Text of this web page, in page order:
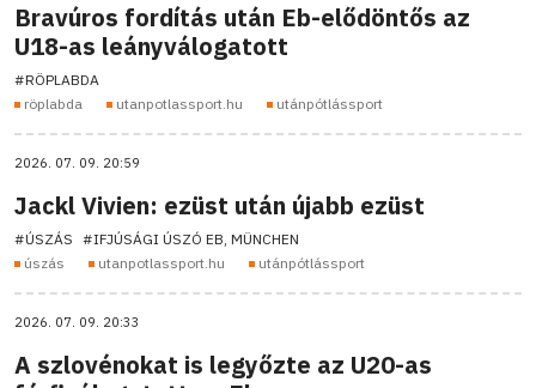
Bravúros fordítás után Eb-elődöntős az
U18-as leányválogatott
#RÖPLABDA
röplabda
utanpotlassport.hu utánpótlássport
2026. 07. 09. 20:59
Jackl Vivien: ezüst után újabb ezüst
#ÚSZÁS #IFJÚSÁGI ÚSZÓ EB, MÜNCHEN
úszás
utanpotlassport.hu utánpótlássport
2026. 07. 09. 20:33
A szlovénokat is legyőzte az U20-as